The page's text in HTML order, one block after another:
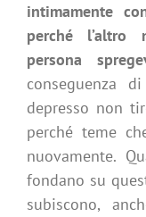
intimamente
perché l’altro
persona
conseguenza
depresso non
perché teme
nuovamente.
fondano su
subiscono,